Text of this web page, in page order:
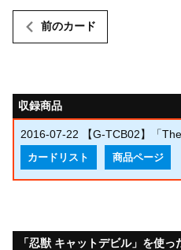
前のカード
収録商品
2016-07-22 【G-TCB02】「
カードリスト 商品ページ
「忍獣 キャットデビル」を使